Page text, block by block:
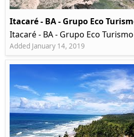
Itacaré - BA - Grupo Eco
Itacaré - BA - Grupo Eco Turismo
Added January 14, 2019